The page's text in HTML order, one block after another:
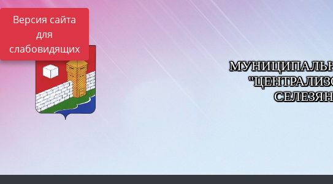
Версия сайта
для
слабовидящих